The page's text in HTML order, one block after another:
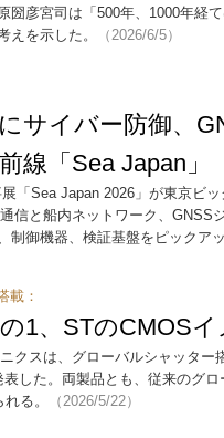
圀彦宮司は「500年、1000年経
えを示した。
（2026/6/5）
サイバー防御、
線「Sea Japan」
「Sea Japan 2026」が東京ビ
信と船内ネットワーク、GNSS
制御機器、検証基盤をピックア
載：
1、STのCMOS
クスは、グローバルシャッター
した。両製品とも、従来のグ
る。
（2026/5/22）